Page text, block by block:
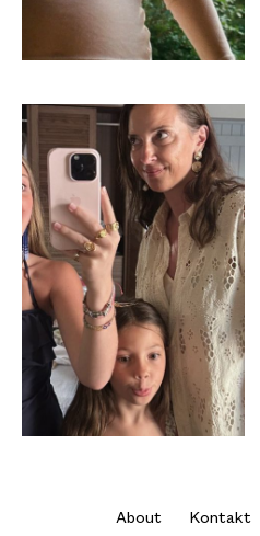
About Kontakt